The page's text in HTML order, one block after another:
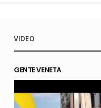
VIDEO
GENTE VENETA